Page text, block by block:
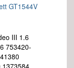
GT1544V